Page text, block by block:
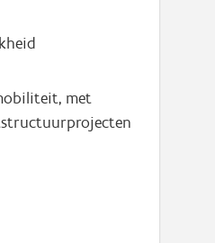
met